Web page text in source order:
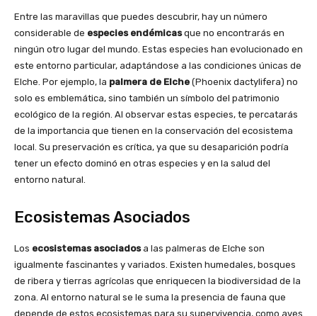
Entre las maravillas que puedes descubrir, hay un número
considerable de especies endémicasque no encontrarás en
ningún otro lugar del mundo. Estas especies han evolucionado en
este entorno particular, adaptándose a las condiciones únicas de
Elche. Por ejemplo, la palmera de Elche (Phoenix dactylifera) no
solo es emblemática, sino también un símbolo del patrimonio
ecológico de la región. Al observar estas especies, te percatarás
de la importancia que tienen en la conservación del ecosistema
local. Su preservación es crítica, ya que su desaparición podría
tener un efecto dominó en otras especies y en la salud del
entorno natural.
Ecosistemas Asociados
Los ecosistemas asociadosa las palmeras de Elche son
igualmente fascinantes y variados. Existen humedales, bosques
de ribera y tierras agrícolas que enriquecen la biodiversidad de la
zona. Al entorno natural se le suma la presencia de fauna que
depende de estos ecosistemas para su supervivencia, como aves